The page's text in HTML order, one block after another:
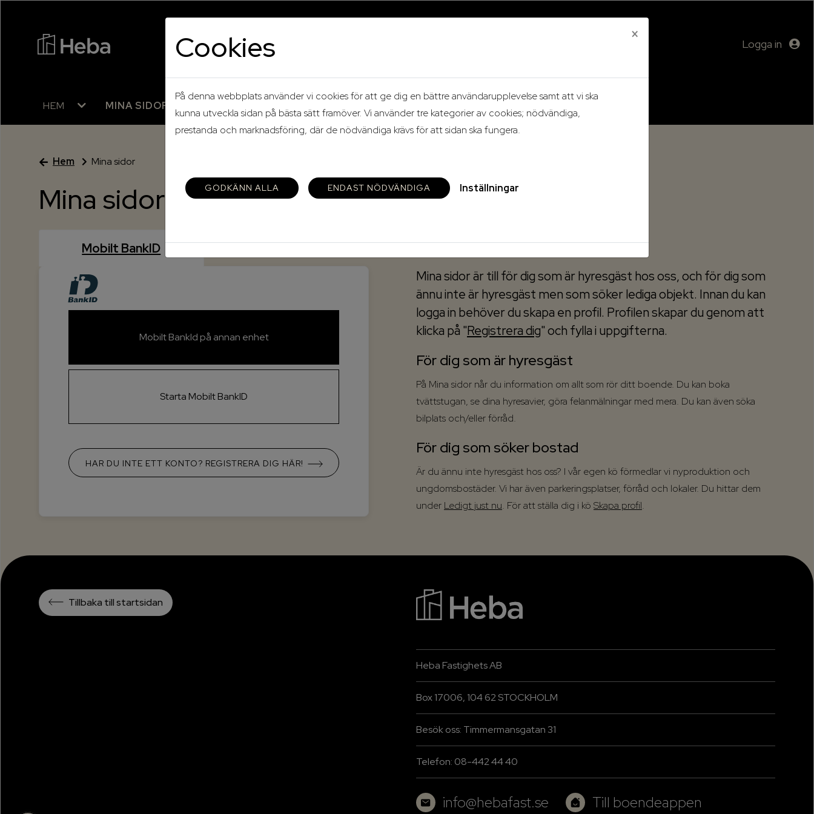
Logga in
HEM MINA SIDOR SKÖTSELRÅD
Hem Mina sidor
Mina sidor
Mobilt BankID Lösenord
Starta Mobilt BankID
Mobilt BankId på annan enhet
HAR DU INTE ETT KONTO? REGISTRERA DIG HÄR!
Välkommen hem
Mina sidor är till för dig som är hyresgäst hos oss, och för dig som
ännu inte är hyresgäst men som söker lediga objekt. Innan du kan
logga in behöver du skapa en profil. Profilen skapar du genom att
klicka på "Registrera dig" och fylla i uppgifterna.
För dig som är hyresgäst
På Mina sidor når du information om allt som rör ditt boende. Du kan boka
tvättstugan, se dina hyresavier, göra felanmälningar med mera. Du kan även söka
bilplats och/eller förråd.
För dig som söker bostad
Är du ännu inte hyresgäst hos oss? I vår egen kö förmedlar vi nyproduktion och
ungdomsbostäder. Vi har även parkeringsplatser, förråd och lokaler. Du hittar dem
under Ledigt just nu. För att ställa dig i kö Skapa profil.
Tillbaka till startsidan
Heba Fastighets AB
Box 17006, 104 62 STOCKHOLM
Besök oss: Timmermansgatan 31
Telefon: 08-442 44 40
info@hebafast.se Till boendeappen
Cookies ×
På denna webbplats använder vi cookies för att ge dig en bättre användarupplevelse samt att vi ska
kunna utveckla sidan på bästa sätt framöver. Vi använder tre kategorier av cookies; nödvändiga,
prestanda och marknadsföring, där de nödvändiga krävs för att sidan ska fungera.
GODKÄNN ALLA ENDAST NÖDVÄNDIGA Inställningar